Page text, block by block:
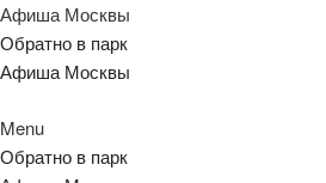
Афиша Москвы
Обратно в парк
Афиша Москвы
Menu
Обратно в парк